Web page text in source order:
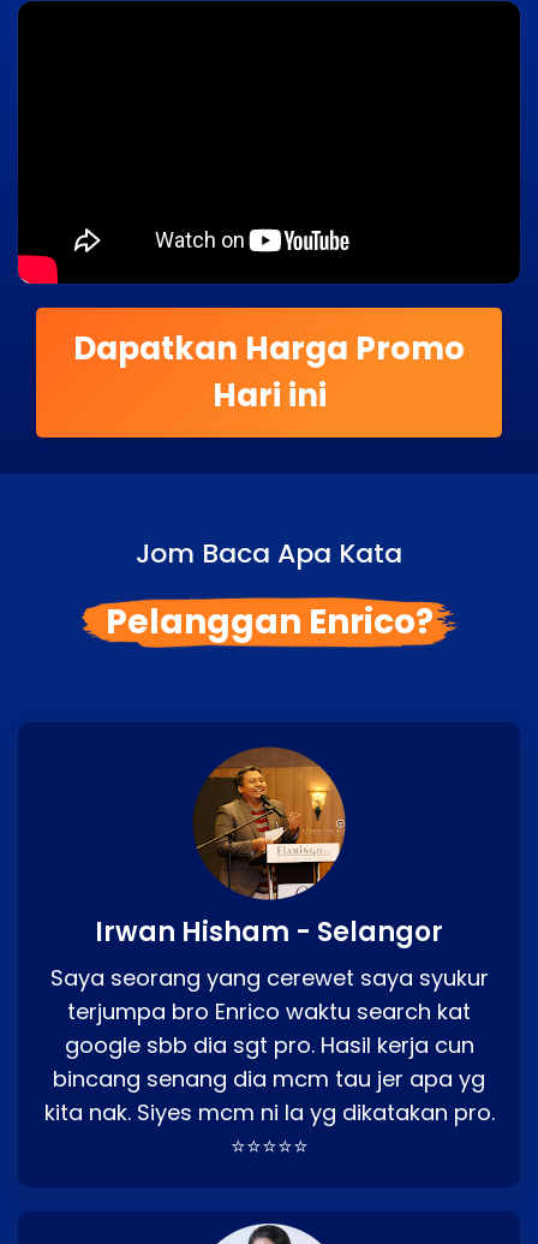
Dapatkan Harga Promo
Hari ini
Jom Baca Apa Kata
Pelanggan Enrico?
Irwan Hisham - Selangor
Saya seorang yang cerewet saya syukur
terjumpa bro Enrico waktu search kat
google sbb dia sgt pro. Hasil kerja cun
bincang senang dia mcm tau jer apa yg
kita nak. Siyes mcm ni la yg dikatakan pro.
⭐⭐⭐⭐⭐